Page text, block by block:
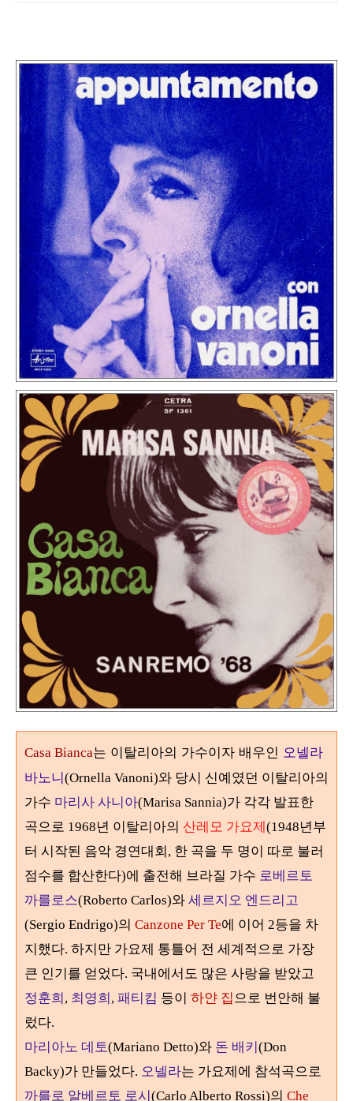
Casa Bianca는 이탈리아의 가수이자 배우인 오넬라
바노니(Ornella Vanoni)와 당시 신예였던 이탈리아의
가수 마리사 사니아(Marisa Sannia)가 각각 발표한
곡으로 1968년 이탈리아의 산레모 가요제(1948년부
터 시작된 음악 경연대회, 한 곡을 두 명이 따로 불러
점수를 합산한다)에 출전해 브라질 가수 로베르토
까를로스(Roberto Carlos)와 세르지오 엔드리고
(Sergio Endrigo)의 Canzone Per Te에 이어 2등을 차
지했다. 하지만 가요제 통틀어 전 세계적으로 가장
큰 인기를 얻었다. 국내에서도 많은 사랑을 받았고
정훈희 , 최영희 , 패티킴 등이 하얀 집으로 번안해 불
렀다.
마리아노 데토(Mariano Detto)와 돈 배키(Don
Backy)가 만들었다. 오넬라는 가요제에 참석곡으로
까를로 알베르토 로시(Carlo Alberto Rossi)의 Che